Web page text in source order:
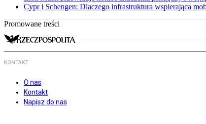
Cypr i Schengen: Dlaczego infrastruktura wspierająca
Promowane treści
KONTAKT
O nas
Kontakt
Napisz do nas